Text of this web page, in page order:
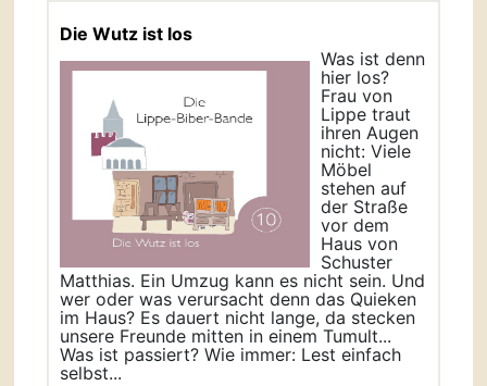
Die Wutz ist los
Was ist denn
hier los?
Frau von
Lippe traut
ihren Augen
nicht: Viele
Möbel
stehen auf
der Straße
vor dem
Haus von
Schuster
Matthias. Ein Umzug kann es nicht sein. Und
wer oder was verursacht denn das Quieken
im Haus? Es dauert nicht lange, da stecken
unsere Freunde mitten in einem Tumult...
Was ist passiert? Wie immer: Lest einfach
selbst...